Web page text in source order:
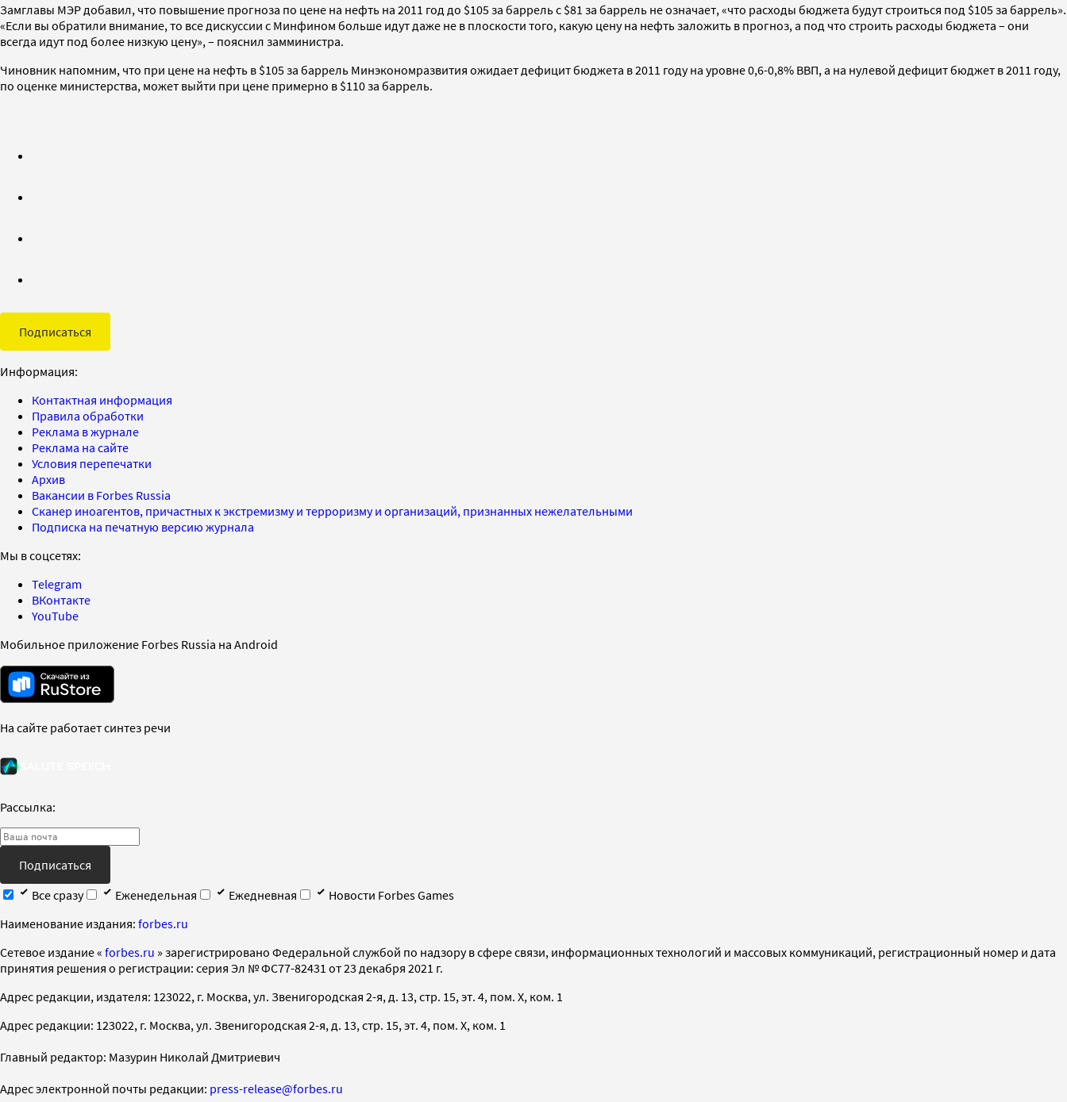
Замглавы МЭР добавил, что повышение прогноза по цене на нефть на 2011 год до $105 за баррель с $81 за баррель не означает, «что расходы бюджета будут строиться под $105 за баррель».
«Если вы обратили внимание, то все дискуссии с Минфином больше идут даже не в плоскости того, какую цену на нефть заложить в прогноз, а под что строить расходы бюджета – они
всегда идут под более низкую цену», – пояснил замминистра.
Чиновник напомним, что при цене на нефть в $105 за баррель Минэкономразвития ожидает дефицит бюджета в 2011 году на уровне 0,6-0,8% ВВП, а на нулевой дефицит бюджет в 2011 году,
по оценке министерства, может выйти при цене примерно в $110 за баррель.
Подписаться
Информация:
Контактная информация
Правила обработки
Реклама в журнале
Реклама на сайте
Условия перепечатки
Архив
Вакансии в Forbes Russia
Сканер иноагентов, причастных к экстремизму и терроризму и организаций, признанных нежелательными
Подписка на печатную версию журнала
Мы в соцсетях:
Telegram
ВКонтакте
YouTube
Мобильное приложение Forbes Russia на Android
На сайте работает синтез речи
Рассылка:
Подписаться
Все сразу
Еженедельная Ежедневная
Новости Forbes Games
Наименование издания: forbes.ru
Cетевое издание « forbes.ru » зарегистрировано Федеральной службой по надзору в сфере связи, информационных технологий и массовых коммуникаций, регистрационный номер и дата
принятия решения о регистрации: серия Эл № ФС77-82431 от 23 декабря 2021 г.
Адрес редакции, издателя: 123022, г. Москва, ул. Звенигородская 2-я, д. 13, стр. 15, эт. 4, пом. X, ком. 1
Адрес редакции: 123022, г. Москва, ул. Звенигородская 2-я, д. 13, стр. 15, эт. 4, пом. X, ком. 1
Главный редактор: Мазурин Николай Дмитриевич
Адрес электронной почты редакции: press-release@forbes.ru